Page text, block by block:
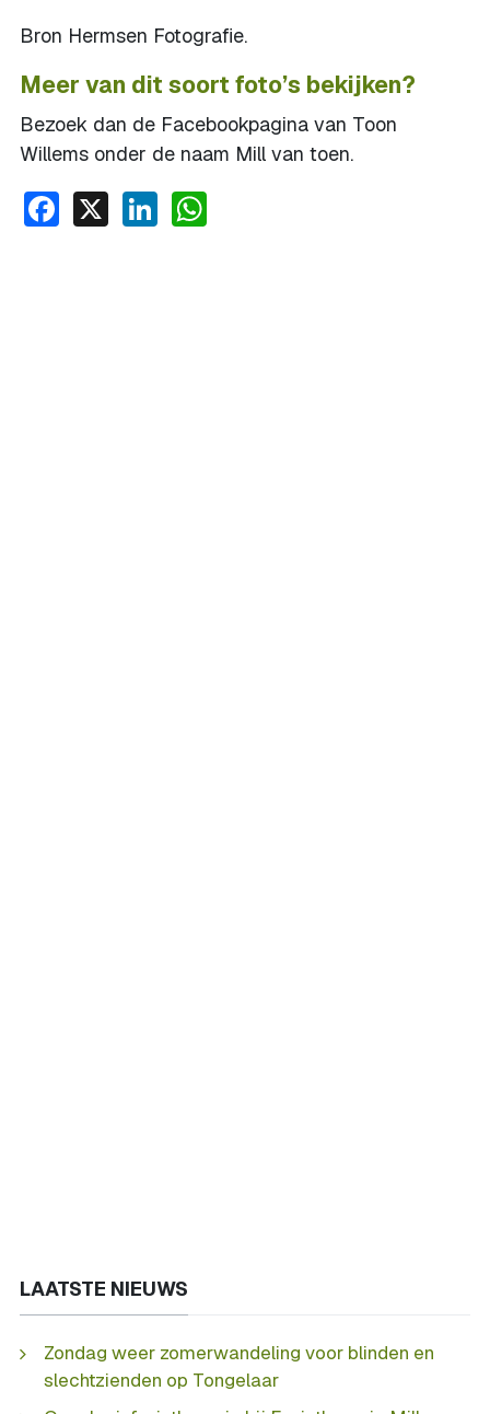
Bron Hermsen Fotografie.
Meer van dit soort foto’s bekijken?
Bezoek dan de Facebookpagina van Toon
Willems onder de naam Mill van toen.
Facebook
X LinkedIn
LAATSTE NIEUWS
Zondag weer zomerwandeling voor blinden en
slechtzienden op Tongelaar